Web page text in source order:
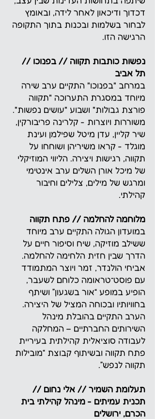
דכדוך ודיכאון לאחר לידה, ובאומץ
לבחור בשלמות ובכנות בתוך התקופה
הרגישה הזו.
נפשות כותבות תקווה // בפנוכו //
תל אביב
במרחב "בפנוכו" התקיים ערב שירה
מיוחד במסגרת התערוכה "תקווה
פורצת גבולות" ושבוע "עושים נפשות".
משוררות ויוצרות - קלרינה פריבורקין,
שיר קליין, עדן מיטל שפילמן ועינת
מוגלד - קראו משיריהן ושוחחו על
תקווה, רגישות ויצירה. הליווי המוזיקלי
של מיכל אורן השלים ערב אינטימי
ומרגש של מילים, צלילים וחיבור
קהילתי.
מלוחמה להחלמה // פתח תקווה
במועדון הגולה התקיים ערב מיוחד
ששילב מוזיקה, שיח וסיפור חיים על
הדרך שבין חזית הלחימה להחלמה.
אביחי הולנדר, זמר ויוצר המתמודד
עם פוסט־טראומה כלוחם לשעבר,
הופיע במופע “אור בשגעון” ושיתף
בחוויותיו ובכוחה המציל של היצירה.
הערב התקיים בהובלת מינהל
השירותים החברתיים – המחלקה
לעבודה סוציאלית קהילתית בעיריית
פתח תקווה ובשיתוף קבוצת “מובילות
תקווה לנפש”.
תעלומת השמיר // אלי נחום //
תכנית עמיתים - מינהל קהילתי בית
הכרם, ירושלים